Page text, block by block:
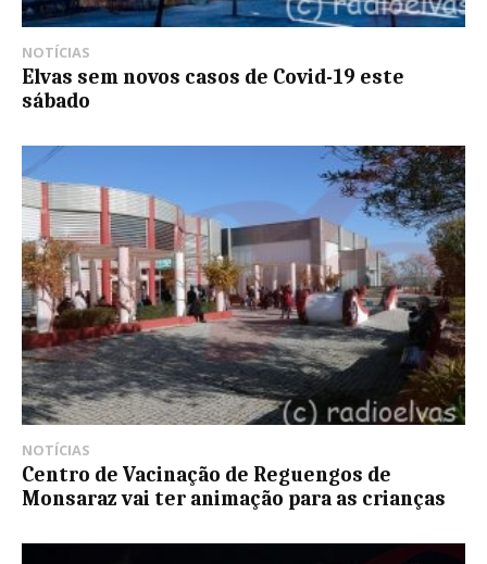
NOTÍCIAS
Elvas sem novos casos de Covid-19 este
sábado
NOTÍCIAS
Centro de Vacinação de Reguengos de
Monsaraz vai ter animação para as crianças